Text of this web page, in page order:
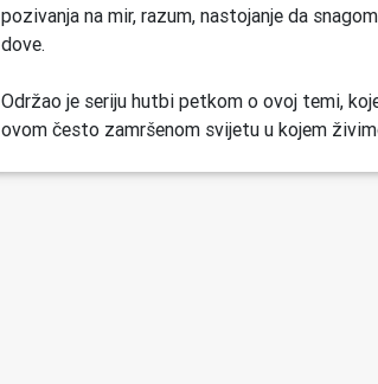
pozivanja na mir, razum, nastojanje da
dove.
Održao je seriju hutbi petkom o ovoj temi,
ovom često zamršenom svijetu u kojem